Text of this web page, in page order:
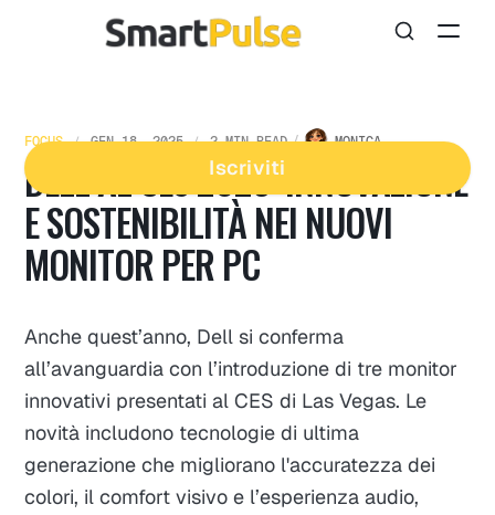
Iscriviti
FOCUS GEN 18, 2025 2 MIN READ MONICA
DELL AL CES 2025: INNOVAZIONE
E SOSTENIBILITÀ NEI NUOVI
MONITOR PER PC
Anche quest’anno, Dell si conferma
all’avanguardia con l’introduzione di tre monitor
innovativi presentati al CES di Las Vegas. Le
novità includono tecnologie di ultima
generazione che migliorano l'accuratezza dei
colori, il comfort visivo e l’esperienza audio,